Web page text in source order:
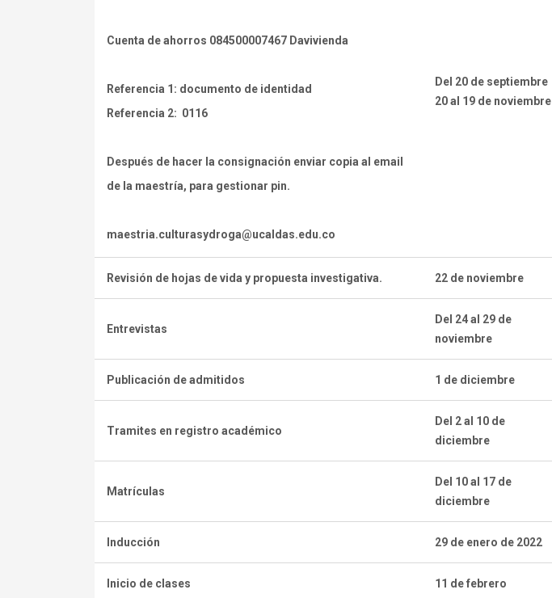
Cuenta de ahorros 084500007467 Davivienda
Referencia 1: documento de identidad
Referencia 2: 0116
Después de hacer la consignación enviar copia al email
de la maestría, para gestionar pin.
maestria.culturasydroga@ucaldas.edu.co
Del 20 de septiembre
20 al 19 de noviembre
Revisión de hojas de vida y propuesta investigativa. 22 de noviembre
Entrevistas
Del 24 al 29 de
noviembre
Publicación de admitidos 1 de diciembre
Tramites en registro académico
Del 2 al 10 de
diciembre
Matrículas
Del 10 al 17 de
diciembre
Inducción 29 de enero de 2022
Inicio de clases 11 de febrero